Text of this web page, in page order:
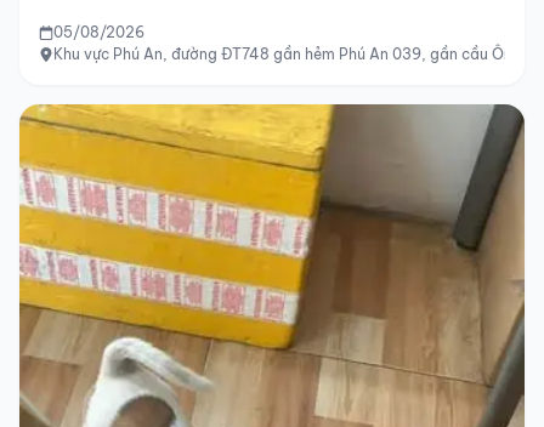
05/08/2026
Khu vực Phú An, đường ĐT748 gần hẻm Phú An 039, gần cầu Ông